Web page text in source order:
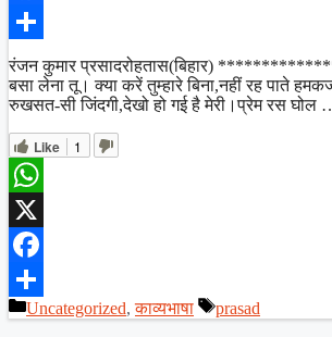
Facebook
Share
रंजन कुमार प्रसादरोहतास(बिहार)
बसा लेना तू। क्या करें तुम्हारे बिना,नहीं रह पाते
रुखसत-सी जिंदगी,देखो हो गई है मेरी।प्रेम रस घोल
Like 1
WhatsApp
X
Facebook
Share
Categories
Uncategorized,काव्यभाषा Tags
prasad